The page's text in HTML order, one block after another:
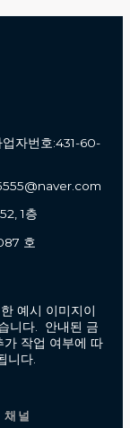
자번호:431-60-
1층
호
예시 이미지이
니다. 안내된 금
가 작업 여부에 따
니다.
널